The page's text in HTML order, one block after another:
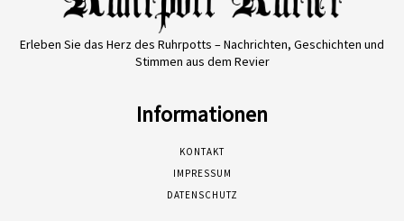
Erleben Sie das Herz des Ruhrpotts – Nachrichten, Geschichten und
Stimmen aus dem Revier
Informationen
KONTAKT
IMPRESSUM
DATENSCHUTZ